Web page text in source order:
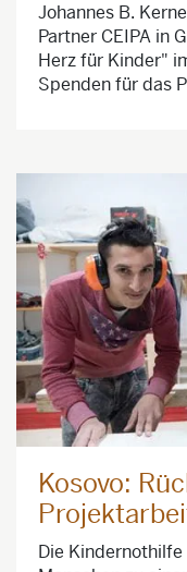
Johannes B.
Partner CEIPA in
Herz für Kinder"
Spenden für das
Kosovo:
Die